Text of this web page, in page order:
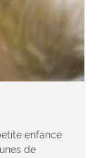
enfance
de